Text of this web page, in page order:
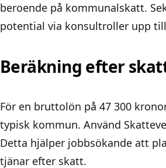
beroende på kommunalskatt.
potential via konsultroller upp
Beräkning efter
För en bruttolön på 47 300
typisk kommun. Använd
Detta hjälper jobbsökande att
tjänar efter skatt.